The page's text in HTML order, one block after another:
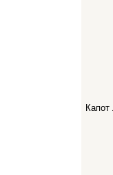
Капот